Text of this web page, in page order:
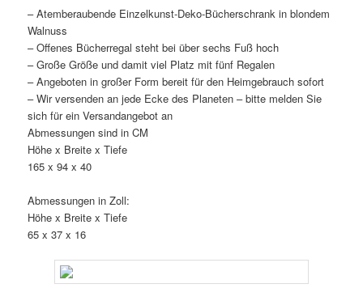
– Atemberaubende Einzelkunst-Deko-Bücherschrank in blondem
Walnuss
– Offenes Bücherregal steht bei über sechs Fuß hoch
– Große Größe und damit viel Platz mit fünf Regalen
– Angeboten in großer Form bereit für den Heimgebrauch sofort
– Wir versenden an jede Ecke des Planeten – bitte melden Sie
sich für ein Versandangebot an
Abmessungen sind in CM
Höhe x Breite x Tiefe
165 x 94 x 40
Abmessungen in Zoll:
Höhe x Breite x Tiefe
65 x 37 x 16